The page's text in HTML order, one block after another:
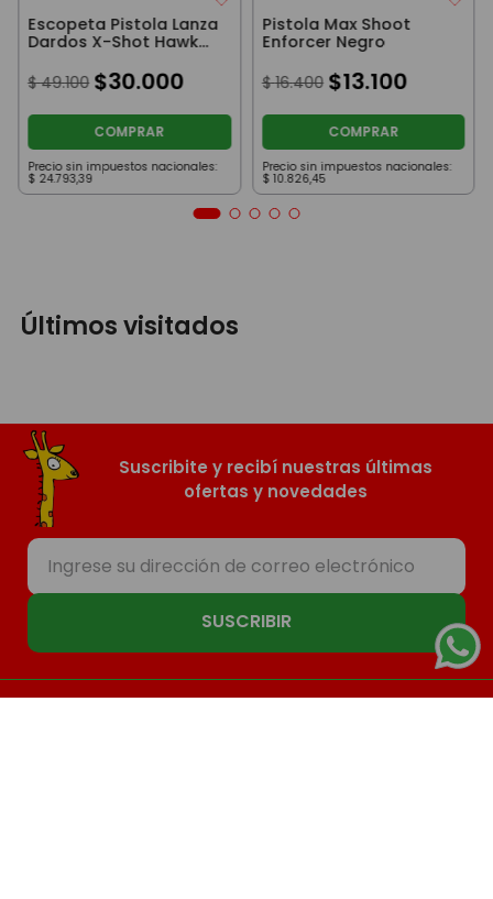
Escopeta Pistola Lanza
Dardos X-Shot Hawk
$ 49.100 $30.000
COMPRAR
Precio sin impuestos nacionales:
$ 24.793,39
Pistola Max Shoot
Enforcer Negro
$ 16.400 $13.100
COMPRAR
Precio sin impuestos nacionales:
$ 10.826,45
Últimos visitados
Suscribite y recibí nuestras últimas
ofertas y novedades
SUSCRIBIR